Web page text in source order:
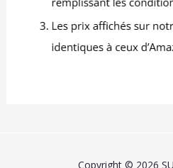
Copyright © 2026